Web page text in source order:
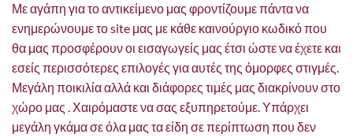
Με αγάπη για το αντικείμενο μας φροντίζουμε πάντα να
ενημερώνουμε το site μας με κάθε καινούργιο κωδικό που
θα μας προσφέρουν οι εισαγωγείς μας έτσι ώστε να έχετε και
εσείς περισσότερες επιλογές για αυτές της όμορφες στιγμές.
Μεγάλη ποικιλία αλλά και διάφορες τιμές μας διακρίνουν στο
χώρο μας . Χαιρόμαστε να σας εξυπηρετούμε. Υπάρχει
μεγάλη γκάμα σε όλα μας τα είδη σε περίπτωση που δεν